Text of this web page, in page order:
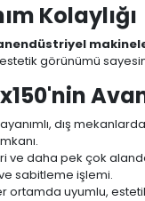
Kolaylığı
endüstriyel
estetik görünümü
dış
ve daha pek çok
sabitleme işlemi.
ortamda uyumlu,